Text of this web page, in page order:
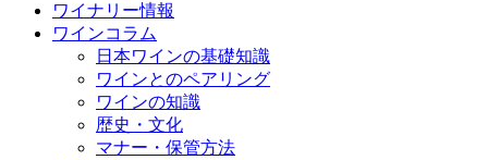
ワイナリー情報
ワインコラム
日本ワインの基礎知識
ワインとのペアリング
ワインの知識
歴史・文化
マナー・保管方法